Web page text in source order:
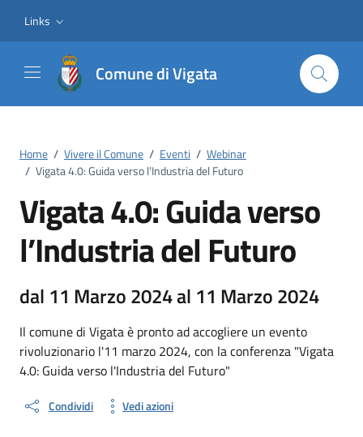
Links
Comune di Vigata
Home / Vivere il Comune / Eventi / Webinar
/ Vigata 4.0: Guida verso l’Industria del Futuro
Vigata 4.0: Guida verso
l’Industria del Futuro
dal 11 Marzo 2024 al 11 Marzo 2024
Il comune di Vigata è pronto ad accogliere un evento
rivoluzionario l'11 marzo 2024, con la conferenza "Vigata
4.0: Guida verso l'Industria del Futuro"
Condividi Vedi azioni